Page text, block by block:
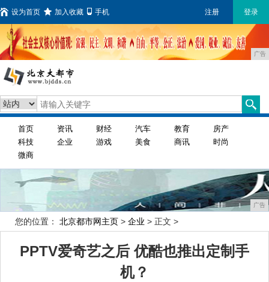
设为首页 加入收藏 手机 注册 登录
广告
首页 资讯 财经 汽车 教育
房产
科技
企业 游戏 美食 商讯
时尚
微商
广告
您的位置： 北京都市网主页 > 企业 > 正文 >
PPTV爱奇艺之后 优酷也推出定制手
机？